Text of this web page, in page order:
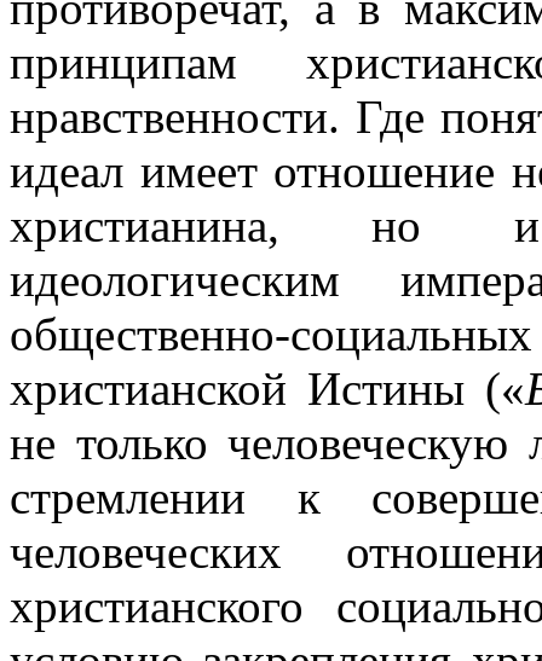
принципам
нравственности. Где
идеал имеет отношение
христианина, но
идеологическим
общественно-
христианской Истины («
не только человеческую
стремлении к
человеческих
христианского